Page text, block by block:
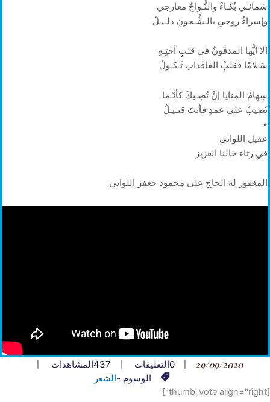
سَمائـي بُكـاءٌ والنُّـواحُ معارجي
وإسراءُ روحي بالـشُّـجونِ دلـيـلُ
ألا أيُّها المدفونُ في قلبِ أختِـهِ
سَـلامًا فقلبُ الفاقداتِ ثَـكـولُ
سِهامُ المنايا إنْ تُصِـبكَ كأنَّـما
تُصيبُ على عمدٍ فأنتَ قتـيـلُ
•
عقيل اللواتي
في رثاء خالنا العزيز
المغفور له الحاج علي محمود جعفر اللواتي
29/09/2020
0التعليقات 437المشاهدات
الوسوم -الشعر
[thumb_vote align="right"]